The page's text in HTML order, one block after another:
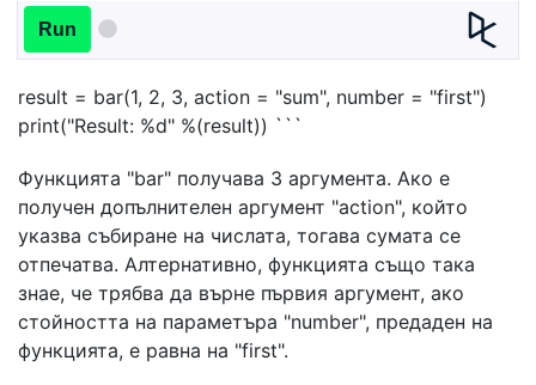
Run
result = bar(1, 2, 3, action = "sum", number = "first")
print("Result: %d" %(result)) ```
Функцията "bar" получава 3 аргумента. Ако е
получен допълнителен аргумент "action", който
указва събиране на числата, тогава сумата се
отпечатва. Алтернативно, функцията също така
знае, че трябва да върне първия аргумент, ако
стойността на параметъра "number", предаден на
функцията, е равна на "first".